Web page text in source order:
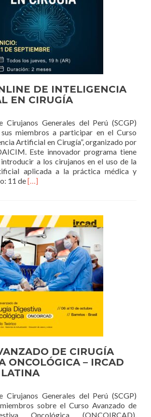
DE INTELIGENCIA
EN CIRUGÍA
Cirujanos Generales del Perú (SCGP)
miembros a participar en el Curso
Artificial en Cirugía”, organizado por
Este innovador programa tiene
a los cirujanos en el uso de la
aplicada a la práctica médica y
11 deRead
ONLINE
DE
INTELIGENCIA
ARTIFICIAL
EN
CIRUGÍA
[…]
DE CIRUGÍA
ONCOLÓGICA – IRCAD
Cirujanos Generales del Perú (SCGP)
sobre el Curso Avanzado de
Oncológica (ONCOIRCAD),